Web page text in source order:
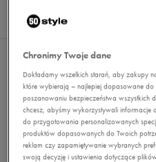
Nie wybrano filtrów
Chronimy Twoje dane
Dokładamy wszelkich starań, aby zakupy
które wybierają – najlepiej dopasowane do
poszanowaniu bezpieczeństwa wszystkich
chcesz, abyśmy wykorzystywali informacje
do przygotowania personalizowanych
produktów dopasowanych do Twoich
reklam czy zapamiętywanie wybranych
swoją decyzję i ustawienia dotyczące